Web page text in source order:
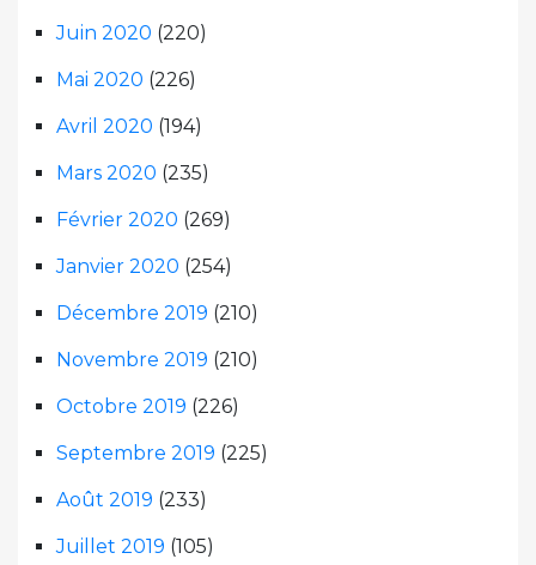
Juin 2020 (220)
Mai 2020 (226)
Avril 2020 (194)
Mars 2020 (235)
Février 2020 (269)
Janvier 2020 (254)
Décembre 2019 (210)
Novembre 2019 (210)
Octobre 2019 (226)
Septembre 2019 (225)
Août 2019 (233)
Juillet 2019 (105)